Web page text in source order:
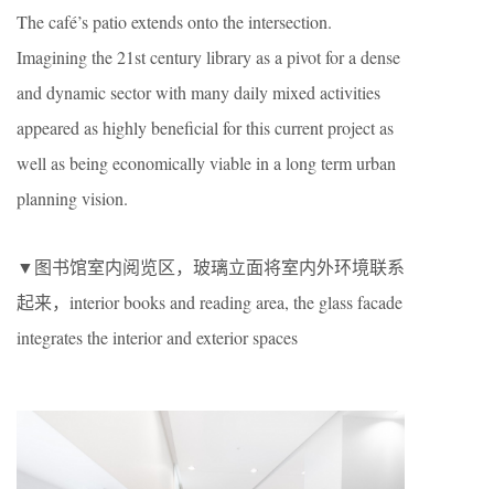
The café’s patio extends onto the intersection.
Imagining the 21st century library as a pivot for a dense
and dynamic sector with many daily mixed activities
appeared as highly beneficial for this current project as
well as being economically viable in a long term urban
planning vision.
▼图书馆室内阅览区，玻璃立面将室内外环境联系
起来，interior books and reading area, the glass facade
integrates the interior and exterior spaces